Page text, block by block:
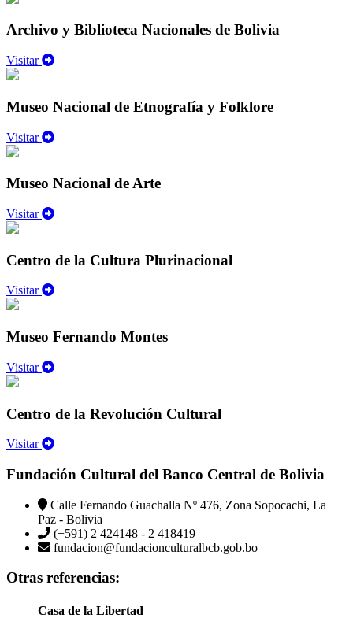
Archivo y Biblioteca Nacionales de Bolivia
Visitar
Museo Nacional de Etnografía y Folklore
Visitar
Museo Nacional de Arte
Visitar
Centro de la Cultura Plurinacional
Visitar
Museo Fernando Montes
Visitar
Centro de la Revolución Cultural
Visitar
Fundación Cultural del Banco Central de Bolivia
Calle Fernando Guachalla Nº 476, Zona Sopocachi, La
Paz - Bolivia
(+591) 2 424148 - 2 418419
fundacion@fundacionculturalbcb.gob.bo
Otras referencias:
Casa de la Libertad